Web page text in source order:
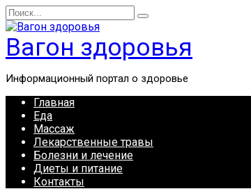
Перейти
к
содержанию
Search
for:
Вагон здоровья
Информационный портал о здоровье
Главная
Еда
Массаж
Лекарственные травы
Болезни и лечение
Диеты и питание
Контакты